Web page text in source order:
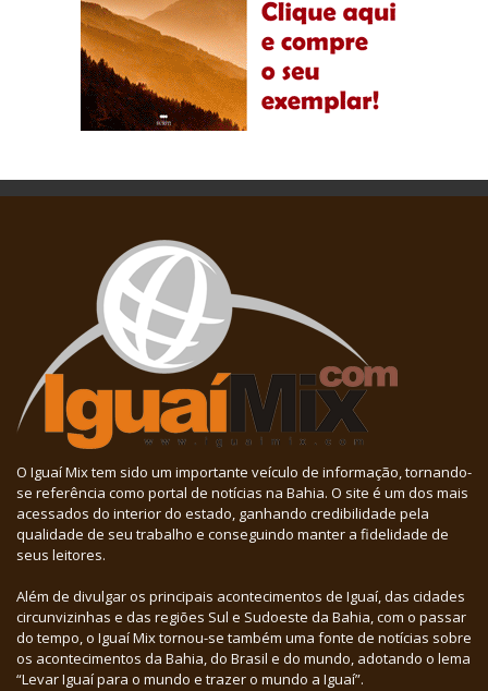
O Iguaí Mix tem sido um importante veículo de informação, tornando-
se referência como portal de notícias na Bahia. O site é um dos mais
acessados do interior do estado, ganhando credibilidade pela
qualidade de seu trabalho e conseguindo manter a fidelidade de
seus leitores.
Além de divulgar os principais acontecimentos de Iguaí, das cidades
circunvizinhas e das regiões Sul e Sudoeste da Bahia, com o passar
do tempo, o Iguaí Mix tornou-se também uma fonte de notícias sobre
os acontecimentos da Bahia, do Brasil e do mundo, adotando o lema
“Levar Iguaí para o mundo e trazer o mundo a Iguaí”.